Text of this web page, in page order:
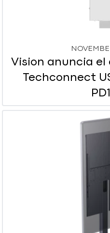
Vision anuncia el
Techconnect